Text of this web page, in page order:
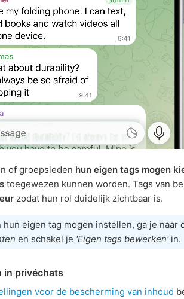
of groepsleden hun eigen tags mogen
toegewezen kunnen worden. Tags van
zodat hun rol duidelijk zichtbaar is.
eigen tag mogen instellen, ga je naar
en schakel je 'Eigen tags bewerken'in.
in privéchats
voor de bescherming van inhoud